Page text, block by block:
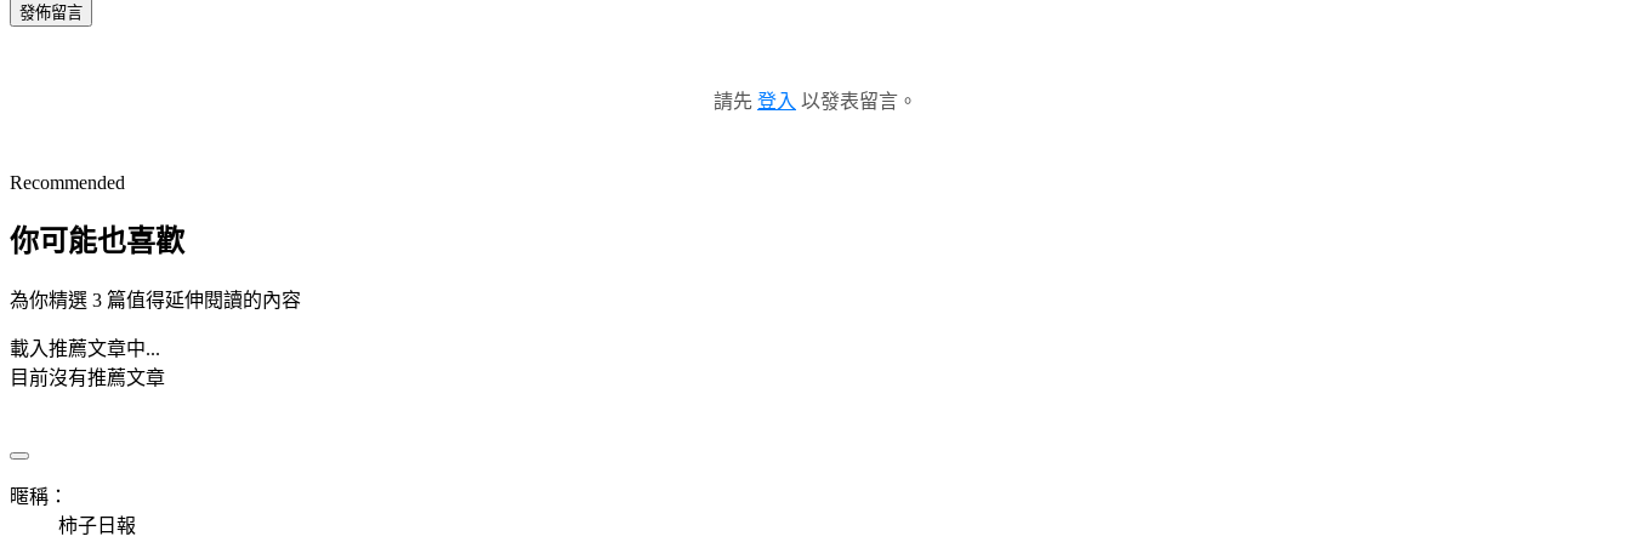
發佈留言
請先 登入 以發表留言。
Recommended
你可能也喜歡
為你精選 3 篇值得延伸閱讀的內容
載入推薦文章中...
目前沒有推薦文章
暱稱：
柿子日報